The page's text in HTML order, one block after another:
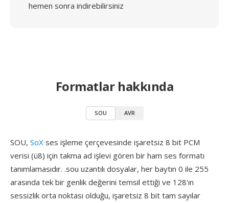
hemen sonra indirebilirsiniz
Formatlar hakkında
SOU AVR
SOU, SoX ses işleme çerçevesinde işaretsiz 8 bit PCM
verisi (ü8) için takma ad işlevi gören bir ham ses formatı
tanımlamasıdır. .sou uzantılı dosyalar, her baytın 0 ile 255
arasında tek bir genlik değerini temsil ettiği ve 128'ın
sessizlik orta noktası olduğu, işaretsiz 8 bit tam sayılar